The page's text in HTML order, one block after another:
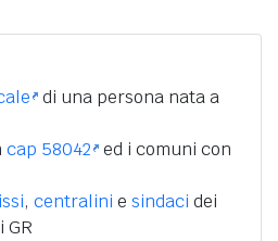
di una persona nata a
cap 58042 ed i comuni con
, centralini e sindaci dei
GR